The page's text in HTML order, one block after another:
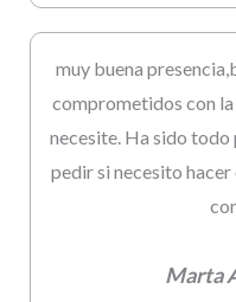
muy buena
comprometidos con la
necesite. Ha sido todo
pedir si necesito
Marta